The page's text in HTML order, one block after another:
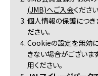
(JMB)へご入会ください
3. 個人情報の保護につき
ださい。
4. Cookieの設定を無効
きない場合がございま
用ください。